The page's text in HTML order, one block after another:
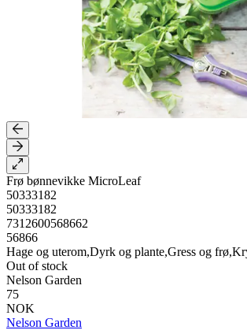
Frø bønnevikke MicroLeaf
50333182
50333182
7312600568662
56866
Hage og uterom,Dyrk og plante,Gress og
Out of stock
Nelson Garden
75
NOK
Nelson Garden